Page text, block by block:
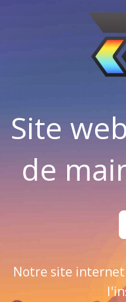
Site
de
Notre site